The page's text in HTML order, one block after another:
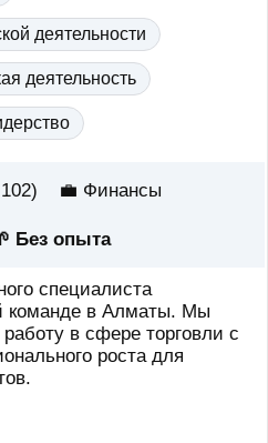
деятельности
деятельность
💼 Финансы
Без опыта
специалиста
команде в Алматы. Мы
в сфере торговли с
роста для